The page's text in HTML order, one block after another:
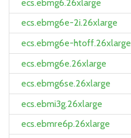
ecs.ebmg6.26xlarge
ecs.ebmg6e-2i.26xlarge
ecs.ebmg6e-htoff.26xlarge
ecs.ebmg6e.26xlarge
ecs.ebmg6se.26xlarge
ecs.ebmi3g.26xlarge
ecs.ebmre6p.26xlarge